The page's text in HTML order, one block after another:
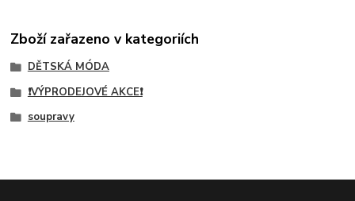
Zboží zařazeno v kategoriích
DĚTSKÁ MÓDA
❗VÝPRODEJOVÉ AKCE❗
soupravy